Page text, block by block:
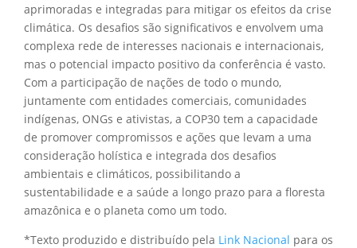
aprimoradas e integradas para mitigar os efeitos da crise
climática. Os desafios são significativos e envolvem uma
complexa rede de interesses nacionais e internacionais,
mas o potencial impacto positivo da conferência é vasto.
Com a participação de nações de todo o mundo,
juntamente com entidades comerciais, comunidades
indígenas, ONGs e ativistas, a COP30 tem a capacidade
de promover compromissos e ações que levam a uma
consideração holística e integrada dos desafios
ambientais e climáticos, possibilitando a
sustentabilidade e a saúde a longo prazo para a floresta
amazônica e o planeta como um todo.
*Texto produzido e distribuído pela Link Nacional para os